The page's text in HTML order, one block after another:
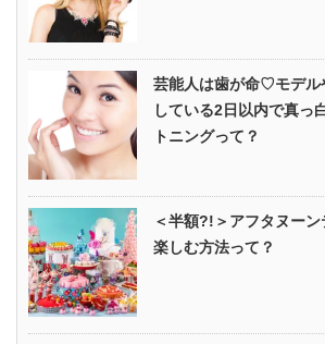
芸能人は歯が命♡モデル
している2日以内で真っ
トニングって？
＜半額?!＞アフタヌー
楽しむ方法って？